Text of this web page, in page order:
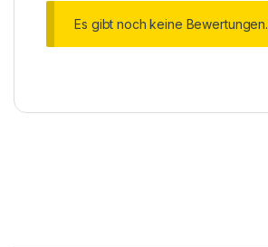
Es gibt noch keine Bewertungen.